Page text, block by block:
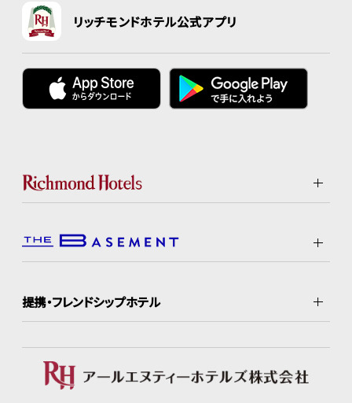
リッチモンドホテル公式アプリ
提携・フレンドシップホテル